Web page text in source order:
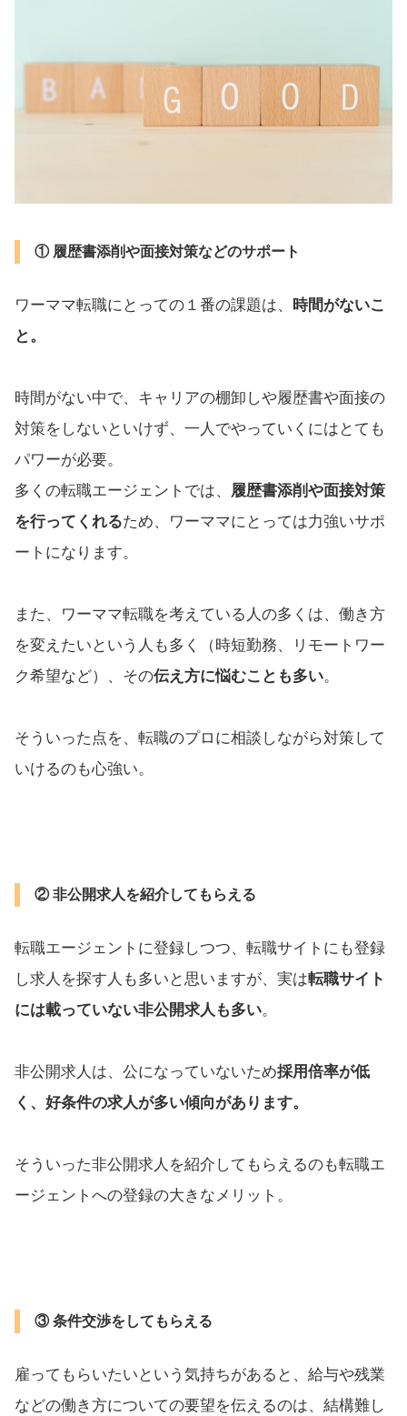
① 履歴書添削や面接対策などのサポート
ワーママ転職にとっての１番の課題は、 時間がないこ
と。
時間がない中で、キャリアの棚卸しや履歴書や面接の
対策をしないといけず、一人でやっていくにはとても
パワーが必要。
多くの転職エージェントでは、 履歴書添削や面接対策
を行ってくれるため、ワーママにとっては力強いサポ
ートになります。
また、ワーママ転職を考えている人の多くは、働き方
を変えたいという人も多く（時短勤務、リモートワー
ク希望など）、その伝え方に悩むことも多い。
そういった点を、転職のプロに相談しながら対策して
いけるのも心強い。
② 非公開求人を紹介してもらえる
転職エージェントに登録しつつ、転職サイトにも登録
し求人を探す人も多いと思いますが、実は転職サイト
には載っていない非公開求人も多い。
非公開求人は、公になっていないため採用倍率が低
く、好条件の求人が多い傾向があります。
そういった非公開求人を紹介してもらえるのも転職エ
ージェントへの登録の大きなメリット。
③ 条件交渉をしてもらえる
雇ってもらいたいという気持ちがあると、給与や残業
などの働き方についての要望を伝えるのは、結構難し